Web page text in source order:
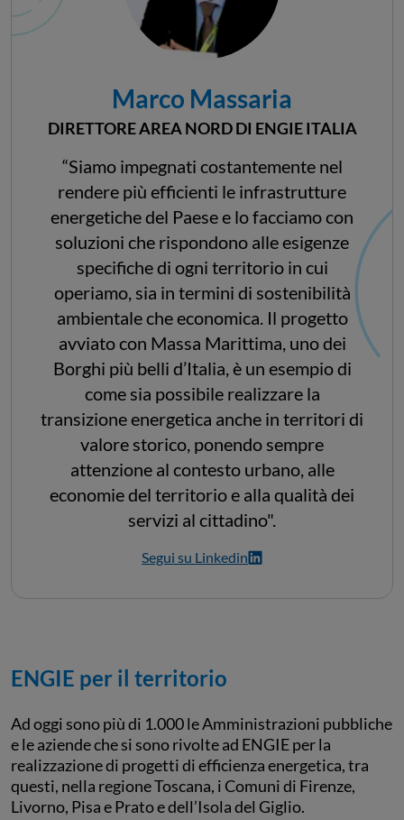
Marco Massaria
DIRETTORE AREA NORD DI ENGIE ITALIA
“Siamo impegnati costantemente nel
rendere più efficienti le infrastrutture
energetiche del Paese e lo facciamo con
soluzioni che rispondono alle esigenze
specifiche di ogni territorio in cui
operiamo, sia in termini di sostenibilità
ambientale che economica. Il progetto
avviato con Massa Marittima, uno dei
Borghi più belli d’Italia, è un esempio di
come sia possibile realizzare la
transizione energetica anche in territori di
valore storico, ponendo sempre
attenzione al contesto urbano, alle
economie del territorio e alla qualità dei
servizi al cittadino".
Segui su Linkedin
ENGIE per il territorio
Ad oggi sono più di 1.000 le Amministrazioni pubbliche
e le aziende che si sono rivolte ad ENGIE per la
realizzazione di progetti di efficienza energetica, tra
questi, nella regione Toscana, i Comuni di Firenze,
Livorno, Pisa e Prato e dell’Isola del Giglio.